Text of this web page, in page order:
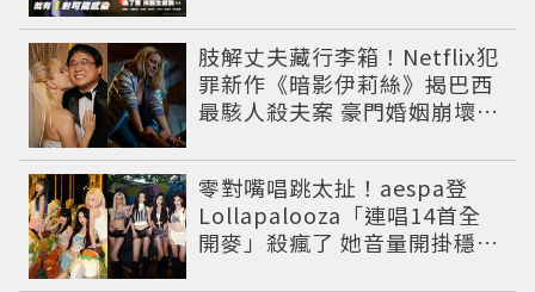
肢解丈夫藏行李箱！Netflix犯
罪新作《暗影伊莉絲》揭巴西
最駭人殺夫案 豪門婚姻崩壞釀
零對嘴唱跳太扯！aespa登
Lollapalooza「連唱14首全
開麥」殺瘋了 她音量開掛穩到